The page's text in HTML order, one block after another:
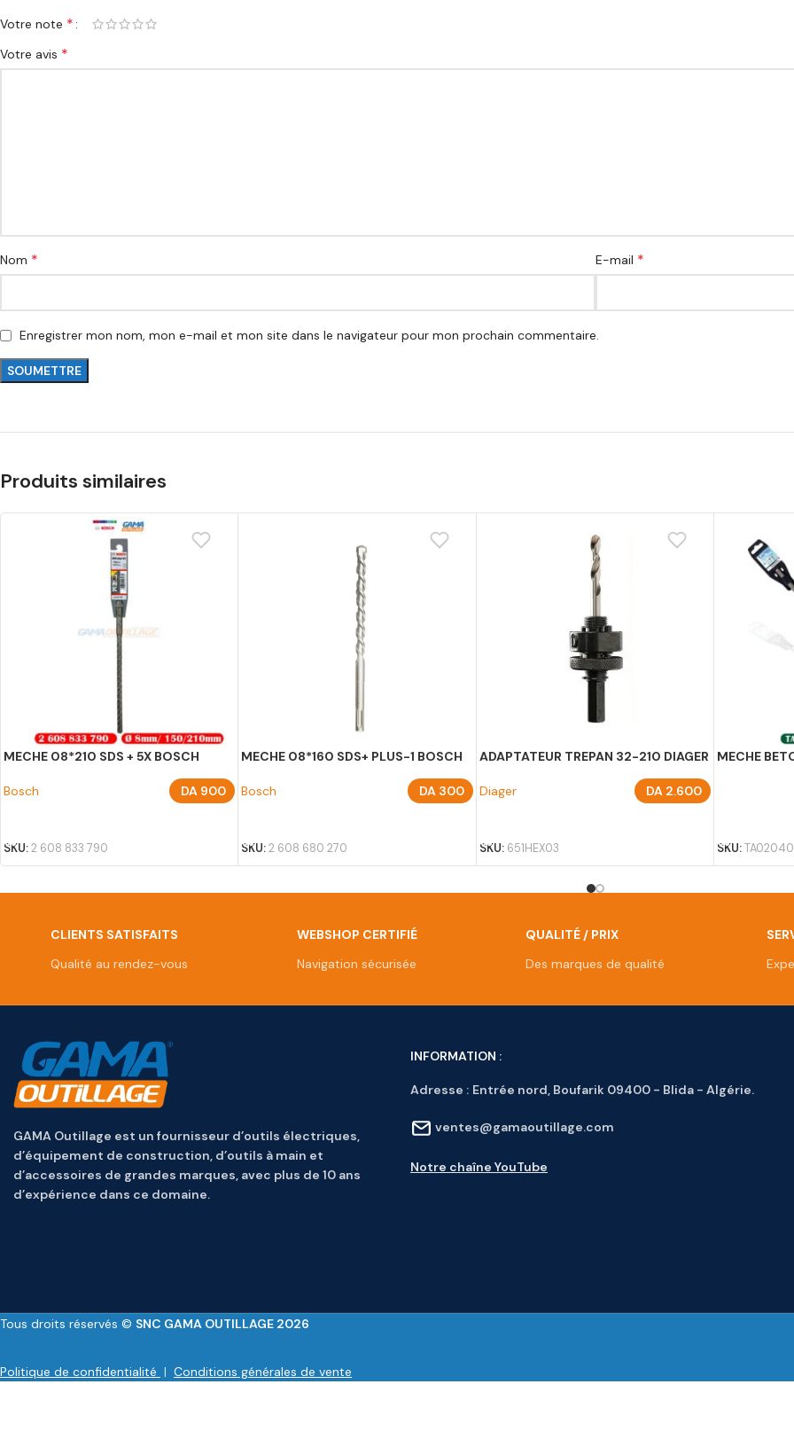
Votre note *
Votre avis *
Nom * E-mail *
Enregistrer mon nom, mon e-mail et mon site dans le navigateur pour mon prochain commentaire.
Produits similaires
MECHE 08*210 SDS + 5X BOSCH
Bosch DA 900
SKU:2 608 833 790
MECHE 08*160 SDS+ PLUS-1 BOSCH
Bosch DA300
SKU:2 608 680 270
ADAPTATEUR TREPAN 32-210 DIAGER
Diager DA 2.600
SKU: 651HEX03
MECHE
SKU:TA02040
CLIENTS SATISFAITS
Qualité au rendez-vous
WEBSHOP CERTIFIÉ
Navigation sécurisée
QUALITÉ / PRIX
Des marques de qualité
GAMA Outillage est un fournisseur d’outils électriques,
d’équipement de construction, d’outils à main et
d’accessoires de grandes marques, avec plus de 10 ans
d’expérience dans ce domaine.
INFORMATION :
Adresse : Entrée nord, Boufarik 09400 - Blida - Algérie.
ventes@gamaoutillage.com
Notre chaîne YouTube
Tous droits réservés © SNC GAMA OUTILLAGE 2026
Politique de confidentialité | Conditions générales de vente